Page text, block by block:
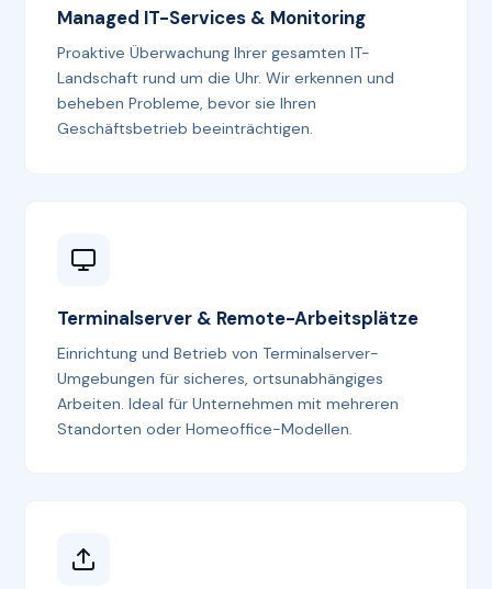
Managed IT-Services & Monitoring
Proaktive Überwachung Ihrer gesamten IT-
Landschaft rund um die Uhr. Wir erkennen und
beheben Probleme, bevor sie Ihren
Geschäftsbetrieb beeinträchtigen.
Terminalserver & Remote-Arbeitsplätze
Einrichtung und Betrieb von Terminalserver-
Umgebungen für sicheres, ortsunabhängiges
Arbeiten. Ideal für Unternehmen mit mehreren
Standorten oder Homeoffice-Modellen.